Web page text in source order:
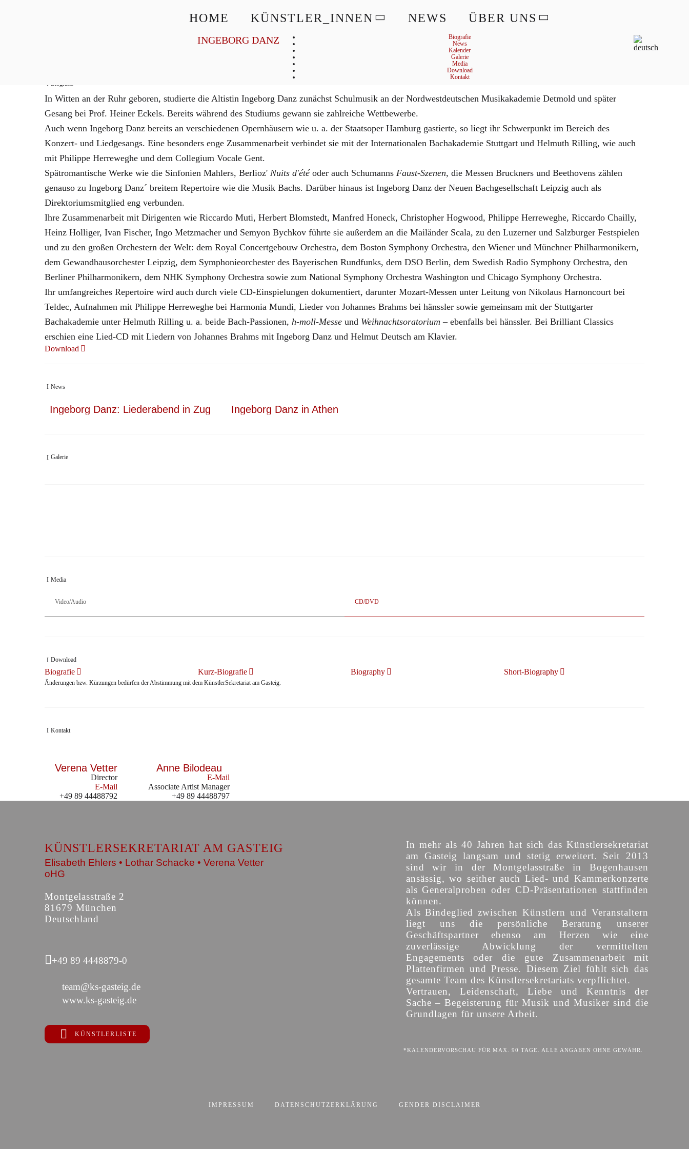
HOME KÜNSTLER_INNEN NEWS ÜBER UNS
INGEBORG DANZ
Biografie
News
Kalender
Galerie
Media
Download
Kontakt
Danz
Biografie
In Witten an der Ruhr geboren, studierte die Altistin Ingeborg Danz zunächst Schulmusik an der Nordwestdeutschen Musikakademie Detmold und später
Gesang bei Prof. Heiner Eckels. Bereits während des Studiums gewann sie zahlreiche Wettbewerbe.
Auch wenn Ingeborg Danz bereits an verschiedenen Opernhäusern wie u. a. der Staatsoper Hamburg gastierte, so liegt ihr Schwerpunkt im Bereich des
Konzert- und Liedgesangs. Eine besonders enge Zusammenarbeit verbindet sie mit der Internationalen Bachakademie Stuttgart und Helmuth Rilling, wie auch
mit Philippe Herreweghe und dem Collegium Vocale Gent.
Spätromantische Werke wie die Sinfonien Mahlers, Berlioz' Nuits d'étéoder auch Schumanns Faust-Szenen, die Messen Bruckners und Beethovens zählen
genauso zu Ingeborg Danz´ breitem Repertoire wie die Musik Bachs. Darüber hinaus ist Ingeborg Danz der Neuen Bachgesellschaft Leipzig auch als
Direktoriumsmitglied eng verbunden.
Ihre Zusammenarbeit mit Dirigenten wie Riccardo Muti, Herbert Blomstedt, Manfred Honeck, Christopher Hogwood, Philippe Herreweghe, Riccardo Chailly,
Heinz Holliger, Ivan Fischer, Ingo Metzmacher und Semyon Bychkov führte sie außerdem an die Mailänder Scala, zu den Luzerner und Salzburger Festspielen
und zu den großen Orchestern der Welt: dem Royal Concertgebouw Orchestra, dem Boston Symphony Orchestra, den Wiener und Münchner Philharmonikern,
dem Gewandhausorchester Leipzig, dem Symphonieorchester des Bayerischen Rundfunks, dem DSO Berlin, dem Swedish Radio Symphony Orchestra, den
Berliner Philharmonikern, dem NHK Symphony Orchestra sowie zum National Symphony Orchestra Washington und Chicago Symphony Orchestra.
Ihr umfangreiches Repertoire wird auch durch viele CD-Einspielungen dokumentiert, darunter Mozart-Messen unter Leitung von Nikolaus Harnoncourt bei
Teldec, Aufnahmen mit Philippe Herreweghe bei Harmonia Mundi, Lieder von Johannes Brahms bei hänssler sowie gemeinsam mit der Stuttgarter
Bachakademie unter Helmuth Rilling u. a. beide Bach-Passionen, h-moll-Messe und Weihnachtsoratorium – ebenfalls bei hänssler. Bei Brilliant Classics
erschien eine Lied-CD mit Liedern von Johannes Brahms mit Ingeborg Danz und Helmut Deutsch am Klavier.
Download
News
Ingeborg Danz: Liederabend in Zug Ingeborg Danz in Athen
Galerie
Media
Video/Audio CD/DVD
Download
Biografie Kurz-Biografie Biography Short-Biography
Änderungen bzw. Kürzungen bedürfen der Abstimmung mit dem KünstlerSekretariat am Gasteig.
Kontakt
Verena Vetter
Director
E-Mail
+49 89 44488792
Anne Bilodeau
E-Mail
Associate Artist Manager
+49 89 44488797
KÜNSTLERSEKRETARIAT AM GASTEIG
Elisabeth Ehlers • Lothar Schacke • Verena Vetter
oHG
Montgelasstraße 2
81679 München
Deutschland
+49 89 4448879-0
team@ks-gasteig.de
www.ks-gasteig.de
KÜNSTLERLISTE
In mehr als 40 Jahren hat sich das Künstlersekretariat
am Gasteig langsam und stetig erweitert. Seit 2013
sind wir in der Montgelasstraße in Bogenhausen
ansässig, wo seither auch Lied- und Kammerkonzerte
als Generalproben oder CD-Präsentationen stattfinden
können.
Als Bindeglied zwischen Künstlern und Veranstaltern
liegt uns die persönliche Beratung unserer
Geschäftspartner ebenso am Herzen wie eine
zuverlässige Abwicklung der vermittelten
Engagements oder die gute Zusammenarbeit mit
Plattenfirmen und Presse. Diesem Ziel fühlt sich das
gesamte Team des Künstlersekretariats verpflichtet.
Vertrauen, Leidenschaft, Liebe und Kenntnis der
Sache – Begeisterung für Musik und Musiker sind die
Grundlagen für unsere Arbeit.
*KALENDERVORSCHAU FÜR MAX. 90 TAGE. ALLE ANGABEN OHNE GEWÄHR.
IMPRESSUM DATENSCHUTZERKLÄRUNG GENDER DISCLAIMER